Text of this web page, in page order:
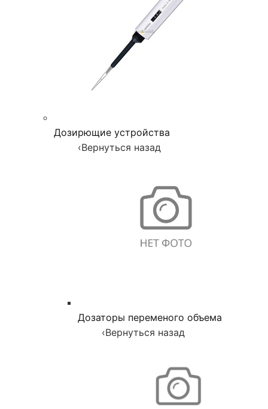
Дозирющие устройства
‹Вернуться назад
Дозаторы переменого объема
‹Вернуться назад